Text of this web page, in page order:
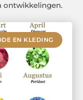
ontwikkelingen.
EN KLEDING